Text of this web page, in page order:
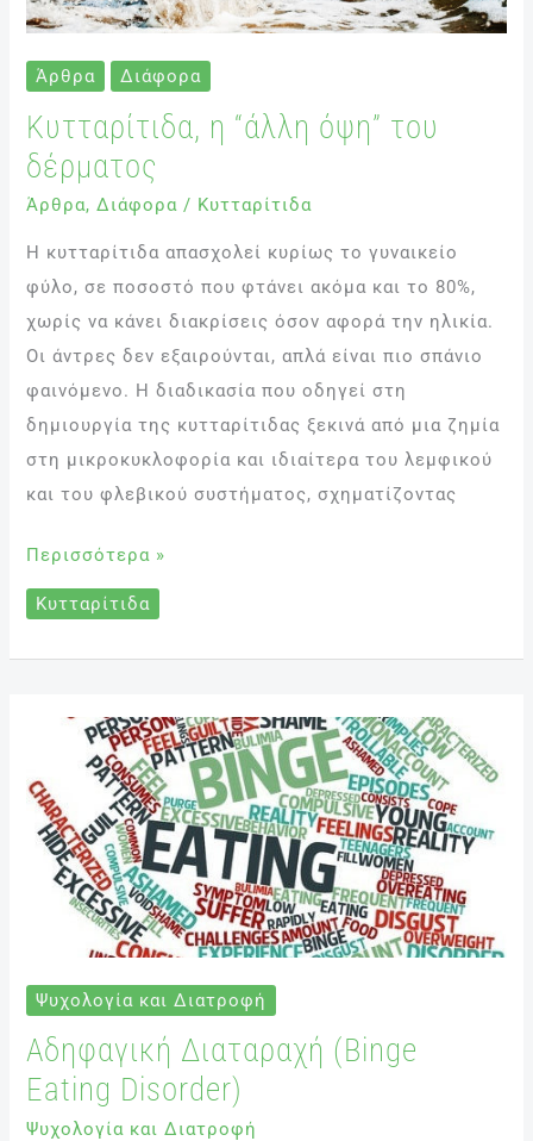
Άρθρα Διάφορα
Κυτταρίτιδα, η “άλλη όψη” του
δέρματος
Άρθρα,Διάφορα / Κυτταρίτιδα
Η κυτταρίτιδα απασχολεί κυρίως το γυναικείο
φύλο, σε ποσοστό που φτάνει ακόμα και το 80%,
χωρίς να κάνει διακρίσεις όσον αφορά την ηλικία.
Οι άντρες δεν εξαιρούνται, απλά είναι πιο σπάνιο
φαινόμενο. Η διαδικασία που οδηγεί στη
δημιουργία της κυτταρίτιδας ξεκινά από μια ζημία
στη μικροκυκλοφορία και ιδιαίτερα του λεμφικού
και του φλεβικού συστήματος, σχηματίζοντας
Περισσότερα »
Κυτταρίτιδα
Ψυχολογία και Διατροφή
Αδηφαγική Διαταραχή (Binge
Eating Disorder)
Ψυχολογία και Διατροφή
Αδηφαγική
Διαταραχή
(Binge
Eating
Disorder)